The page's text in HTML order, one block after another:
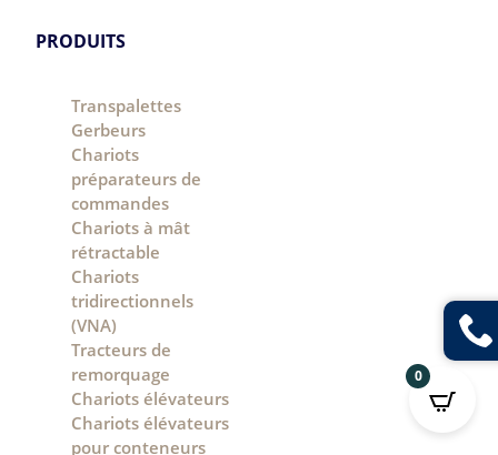
0
PRODUITS
Transpalettes
Gerbeurs
Chariots
préparateurs de
commandes
Chariots à mât
rétractable
Chariots
tridirectionnels
(VNA)
Tracteurs de
remorquage
Chariots élévateurs
Chariots élévateurs
pour conteneurs